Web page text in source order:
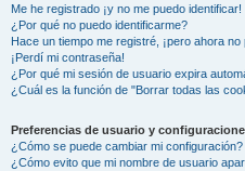
Me he registrado ¡y no me puedo identificar!
¿Por qué no puedo identificarme?
Hace un tiempo me registré, ¡pero ahora
¡Perdí mi contraseña!
¿Por qué mi sesión de usuario expira
¿Cuál es la función de "Borrar todas las
Preferencias de usuario y
¿Cómo se puede cambiar mi configuración?
¿Cómo evito que mi nombre de usuario